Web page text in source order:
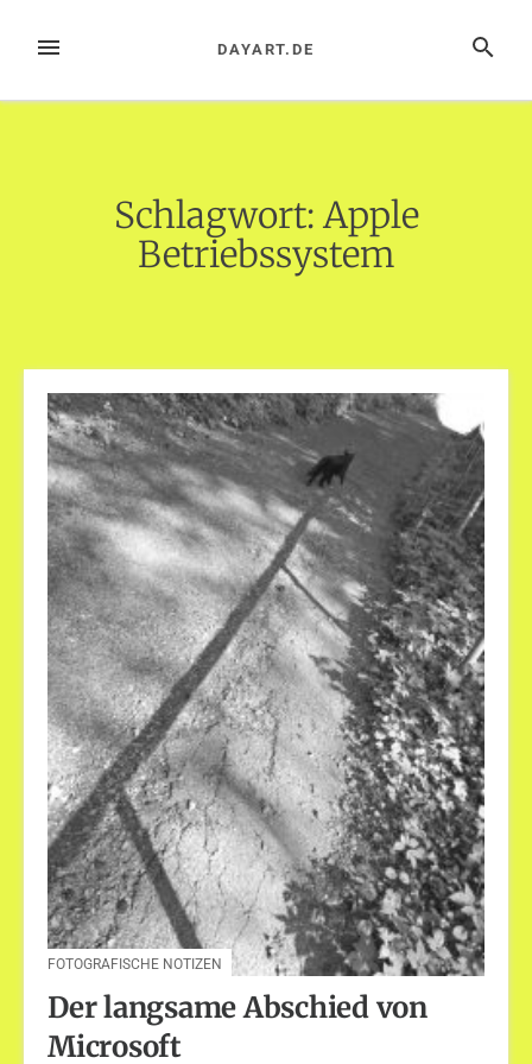
InhaltMENÜ SUCHE
DAYART.DE
Schlagwort: Apple
Betriebssystem
FOTOGRAFISCHE NOTIZEN
Der langsame Abschied von
Microsoft